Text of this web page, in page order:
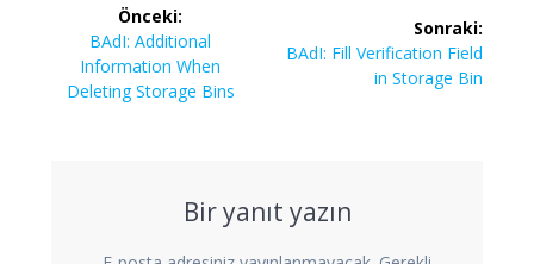
gezinmesi
Önceki:
Önceki
yazı:
BAdI: Additional
Information When
Deleting Storage Bins
Sonraki:
Sonraki
BAdI: Fill Verification Field
in Storage Bin
Bir yanıt yazın